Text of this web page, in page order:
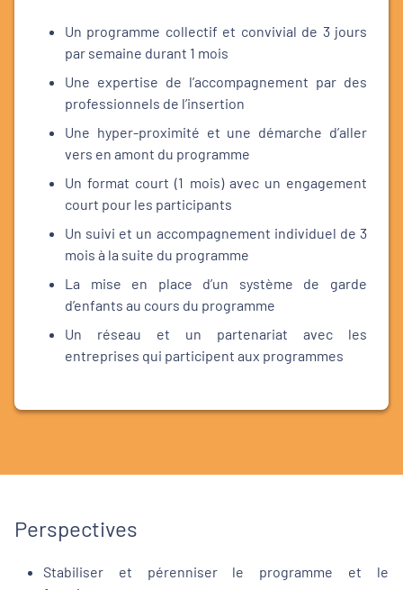
Un programme collectif et convivial de 3 jours
par semaine durant 1 mois
Une expertise de l’accompagnement par des
professionnels de l’insertion
Une hyper-proximité et une démarche d’aller
vers en amont du programme
Un format court (1 mois) avec un engagement
court pour les participants
Un suivi et un accompagnement individuel de 3
mois à la suite du programme
La mise en place d’un système de garde
d’enfants au cours du programme
Un réseau et un partenariat avec les
entreprises qui participent aux programmes
Perspectives
Stabiliser et pérenniser le programme et le